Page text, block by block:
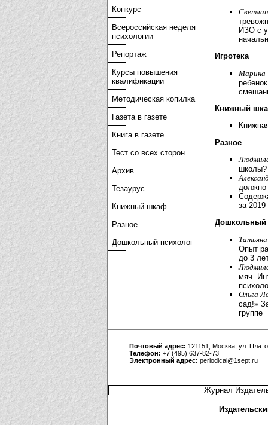
Конкурс
Всероссийская неделя
психологии
Репортаж
Курсы повышения
квалификации
Методическая копилка
Газета в газете
Книга в газете
Тест со всех сторон
Архив
Тезаурус
Книжный шкаф
Разное
Дошкольный психолог
ИЗО с
Игротека
Марина
Книжный
Разное
школы?
должно
за 2019
Дошкольный
Опыт
до 3
мяч.
Ольга
сад!»
группе
Почтовый адрес: 121151, Москва, ул.
Телефон: +7 (495) 637-82-73
Электронный адрес: periodical@1sept.ru
Журнал